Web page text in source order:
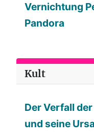
Vernichtung
Pandora
Kult
Der Verfall
und seine